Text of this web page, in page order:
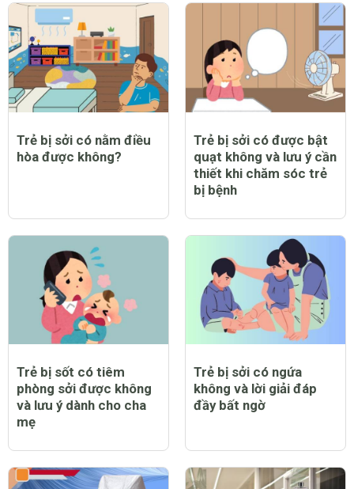
Trẻ bị sởi có nằm điều
hòa được không?
Trẻ bị sởi có được bật
quạt không và lưu ý cần
thiết khi chăm sóc trẻ
bị bệnh
Trẻ bị sốt có tiêm
phòng sởi được không
và lưu ý dành cho cha
mẹ
Trẻ bị sởi có ngứa
không và lời giải đáp
đầy bất ngờ